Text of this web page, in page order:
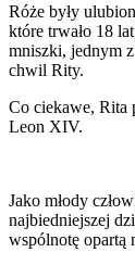
Róże były
które trwało 18
mniszki, jednym
chwil Rity.
Co ciekawe, Rita
Leon XIV.
Jako młody
najbiedniejszej
wspólnotę opartą